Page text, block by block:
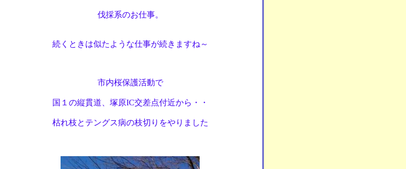
伐採系のお仕事。
続くときは似たような仕事が続きますね～
市内桜保護活動で
国１の縦貫道、塚原IC交差点付近から・・
枯れ枝とテングス病の枝切りをやりました